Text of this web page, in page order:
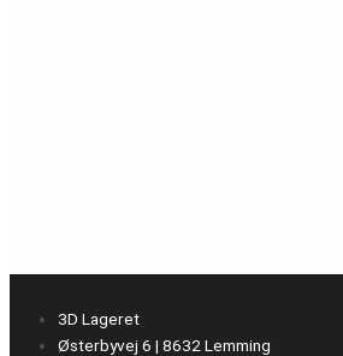
3D Lageret
Østerbyvej 6 | 8632 Lemming